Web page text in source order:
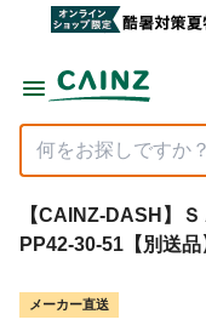
【CAINZ-DASH】
PP42-30-51【別送品
メーカー直送